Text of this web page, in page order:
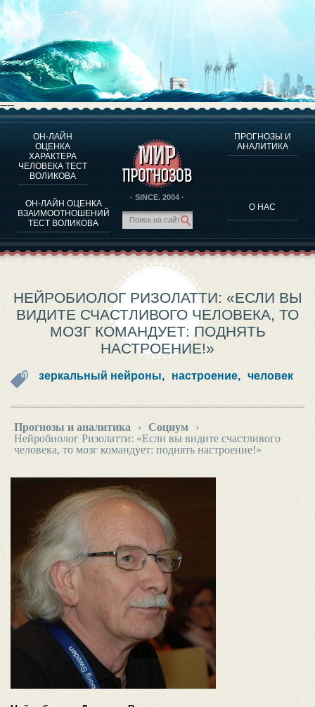
----
ОН-ЛАЙН
ОЦЕНКА
ХАРАКТЕРА
ЧЕЛОВЕКА ТЕСТ
ВОЛИКОВА
ОН-ЛАЙН ОЦЕНКА
ВЗАИМООТНОШЕНИЙ
ТЕСТ ВОЛИКОВА
· SINCE. 2004 ·
ПРОГНОЗЫ И
АНАЛИТИКА
О НАС
О ПРОГРАММЕ
ОЦЕНКА ХАРАКТЕРA ЧЕЛОВЕКА
ОЦЕНКА ХАРАКТЕРА ВЫДАЮЩИХСЯ ЛИЧНОСТЕЙ
О ПРОГРАММЕ
ТЕСТ НА СОВМЕСТИМОСТЬ ВОЛИКОВА
ПРОГНОЗЫ И АНАЛИТИКА
НЕЙРОБИОЛОГ РИЗОЛАТТИ: «ЕСЛИ ВЫ
ВИДИТЕ СЧАСТЛИВОГО ЧЕЛОВЕКА, ТО
МОЗГ КОМАНДУЕТ: ПОДНЯТЬ
НАСТРОЕНИЕ!»
зеркальный нейроны, настроение, человек
Прогнозы и аналитика › Социум
›
Нейробиолог Ризолатти: «Если вы видите счастливого
человека, то мозг командует: поднять настроение!»